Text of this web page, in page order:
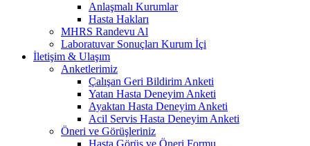
Anlaşmalı Kurumlar
Hasta Hakları
MHRS Randevu Al
Laboratuvar Sonuçları Kurum İçi
İletişim & Ulaşım
Anketlerimiz
Çalışan Geri Bildirim Anketi
Yatan Hasta Deneyim Anketi
Ayaktan Hasta Deneyim Anketi
Acil Servis Hasta Deneyim Anketi
Öneri ve Görüşleriniz
Hasta Görüş ve Öneri Formu